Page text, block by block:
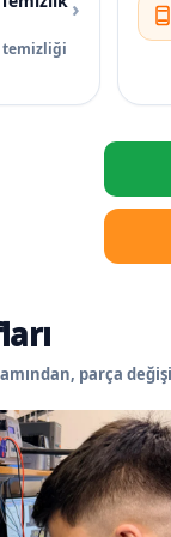
temizliği
›
parça